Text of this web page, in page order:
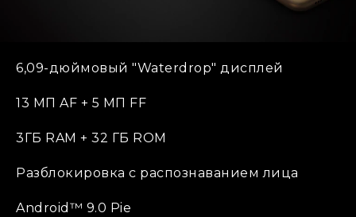
6,09-дюймовый "Waterdrop" дисплей
13 МП AF + 5 МП FF
3ГБ RAM + 32 ГБ ROM
Разблокировка с распознаванием лица
Android™ 9.0 Pie